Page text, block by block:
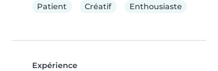
Patient
Créatif Enthousiaste
Expérience